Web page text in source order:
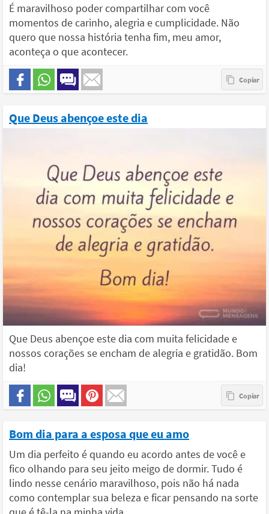
É maravilhoso poder compartilhar com você
momentos de carinho, alegria e cumplicidade. Não
quero que nossa história tenha fim, meu amor,
aconteça o que acontecer.
Que Deus abençoe este dia
Que Deus abençoe este dia com muita felicidade e
nossos corações se encham de alegria e gratidão. Bom
dia!
Bom dia para a esposa que eu amo
Um dia perfeito é quando eu acordo antes de você e
fico olhando para seu jeito meigo de dormir. Tudo é
lindo nesse cenário maravilhoso, pois não há nada
como contemplar sua beleza e ficar pensando na sorte